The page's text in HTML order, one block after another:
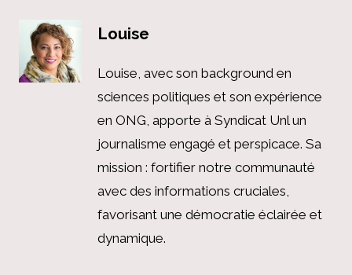
Louise
Louise, avec son background en
sciences politiques et son expérience
en ONG, apporte à Syndicat Unl un
journalisme engagé et perspicace. Sa
mission : fortifier notre communauté
avec des informations cruciales,
favorisant une démocratie éclairée et
dynamique.